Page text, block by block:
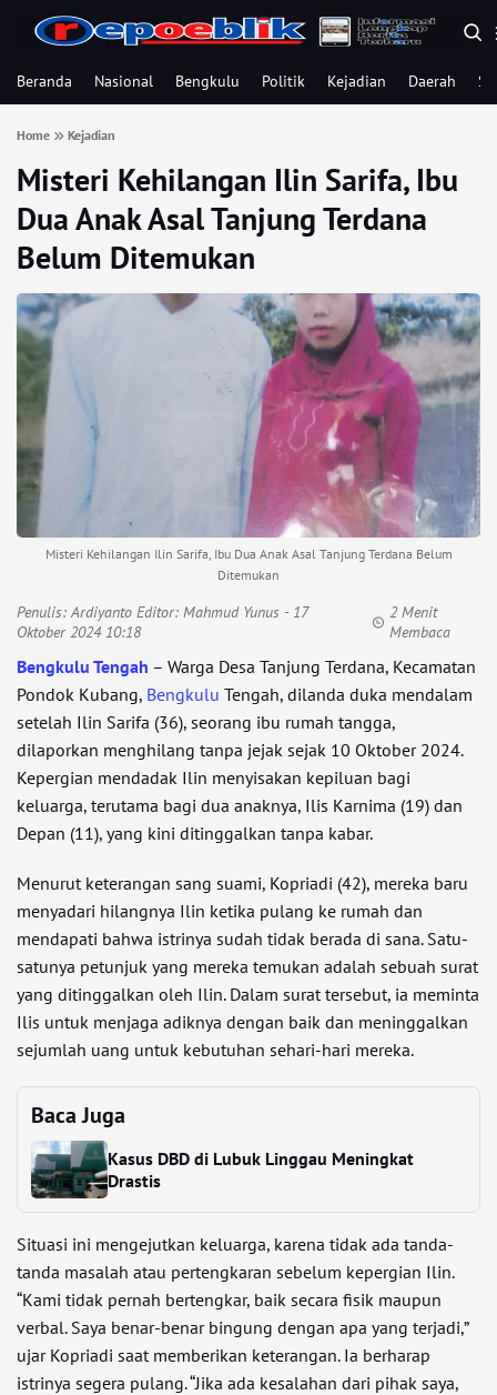
Beranda Nasional Bengkulu Politik Kejadian Daerah
Home Kejadian
Misteri Kehilangan Ilin Sarifa, Ibu
Dua Anak Asal Tanjung Terdana
Belum Ditemukan
Misteri Kehilangan Ilin Sarifa, Ibu Dua Anak Asal Tanjung Terdana Belum
Ditemukan
Penulis:Ardiyanto Editor: Mahmud Yunus - 17
Oktober 2024 10:18
2 Menit
Membaca
Bengkulu Tengah – Warga Desa Tanjung Terdana, Kecamatan
Pondok Kubang, Bengkulu Tengah, dilanda duka mendalam
setelah Ilin Sarifa (36), seorang ibu rumah tangga,
dilaporkan menghilang tanpa jejak sejak 10 Oktober 2024.
Kepergian mendadak Ilin menyisakan kepiluan bagi
keluarga, terutama bagi dua anaknya, Ilis Karnima (19) dan
Depan (11), yang kini ditinggalkan tanpa kabar.
Menurut keterangan sang suami, Kopriadi (42), mereka baru
menyadari hilangnya Ilin ketika pulang ke rumah dan
mendapati bahwa istrinya sudah tidak berada di sana. Satu-
satunya petunjuk yang mereka temukan adalah sebuah surat
yang ditinggalkan oleh Ilin. Dalam surat tersebut, ia meminta
Ilis untuk menjaga adiknya dengan baik dan meninggalkan
sejumlah uang untuk kebutuhan sehari-hari mereka.
Baca Juga
Kasus DBD di Lubuk Linggau Meningkat
Drastis
Situasi ini mengejutkan keluarga, karena tidak ada tanda-
tanda masalah atau pertengkaran sebelum kepergian Ilin.
“Kami tidak pernah bertengkar, baik secara fisik maupun
verbal. Saya benar-benar bingung dengan apa yang terjadi,”
ujar Kopriadi saat memberikan keterangan. Ia berharap
istrinya segera pulang. “Jika ada kesalahan dari pihak saya,